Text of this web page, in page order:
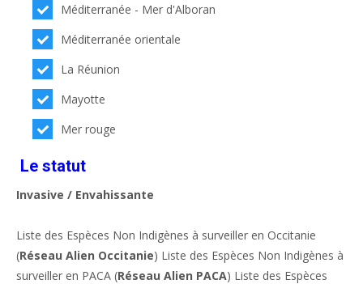
Méditerranée - Mer d'Alboran
Méditerranée orientale
La Réunion
Mayotte
Mer rouge
Le statut
Invasive / Envahissante
Liste des Espèces Non Indigènes à surveiller en Occitanie
(Réseau Alien Occitanie) Liste des Espèces Non Indigènes à
surveiller en PACA (Réseau Alien PACA) Liste des Espèces